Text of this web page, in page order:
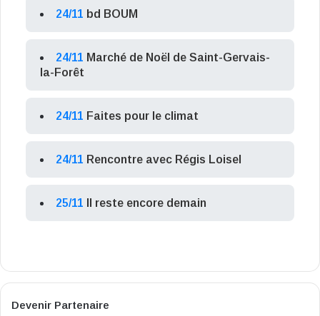
24/11 bd BOUM
24/11 Marché de Noël de Saint-Gervais-
la-Forêt
24/11 Faites pour le climat
24/11 Rencontre avec Régis Loisel
25/11 Il reste encore demain
Devenir Partenaire